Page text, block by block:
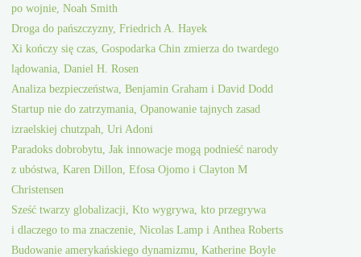
po wojnie, Noah Smith
Droga do pańszczyzny, Friedrich A. Hayek
Xi kończy się czas, Gospodarka Chin zmierza do twardego
lądowania, Daniel H. Rosen
Analiza bezpieczeństwa, Benjamin Graham i David Dodd
Startup nie do zatrzymania, Opanowanie tajnych zasad
izraelskiej chutzpah, Uri Adoni
Paradoks dobrobytu, Jak innowacje mogą podnieść narody
z ubóstwa, Karen Dillon, Efosa Ojomo i Clayton M
Christensen
Sześć twarzy globalizacji, Kto wygrywa, kto przegrywa
i dlaczego to ma znaczenie, Nicolas Lamp i Anthea Roberts
Budowanie amerykańskiego dynamizmu, Katherine Boyle